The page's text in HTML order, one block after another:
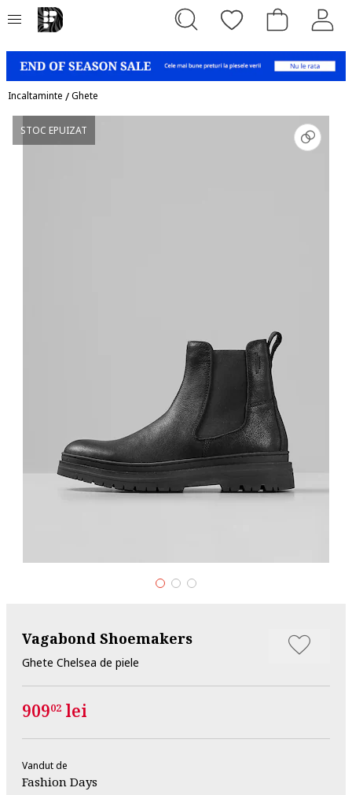
Incaltaminte /Ghete
STOC EPUIZAT
Vagabond Shoemakers
Ghete Chelsea de piele
90902 lei
Vandut de
Fashion Days